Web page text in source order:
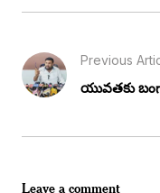
Previous
యువతకు
Leave a comment